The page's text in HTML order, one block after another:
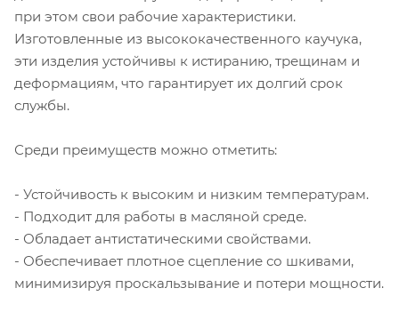
при этом свои рабочие характеристики.
Изготовленные из высококачественного каучука,
эти изделия устойчивы к истиранию, трещинам и
деформациям, что гарантирует их долгий срок
службы.
Среди преимуществ можно отметить:
- Устойчивость к высоким и низким температурам.
- Подходит для работы в масляной среде.
- Обладает антистатическими свойствами.
- Обеспечивает плотное сцепление со шкивами,
минимизируя проскальзывание и потери мощности.